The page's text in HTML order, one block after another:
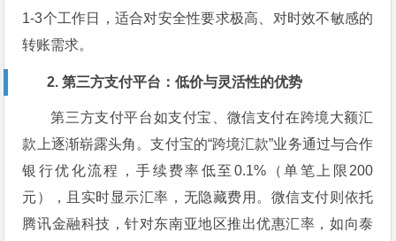
1-3个工作日，适合对安全性要求极高、对时效不敏感的
转账需求。
2. 第三方支付平台：低价与灵活性的优势
第三方支付平台如支付宝、微信支付在跨境大额汇
款上逐渐崭露头角。支付宝的“跨境汇款”业务通过与合作
银行优化流程，手续费率低至0.1%（单笔上限200
元），且实时显示汇率，无隐藏费用。微信支付则依托
腾讯金融科技，针对东南亚地区推出优惠汇率，如向泰